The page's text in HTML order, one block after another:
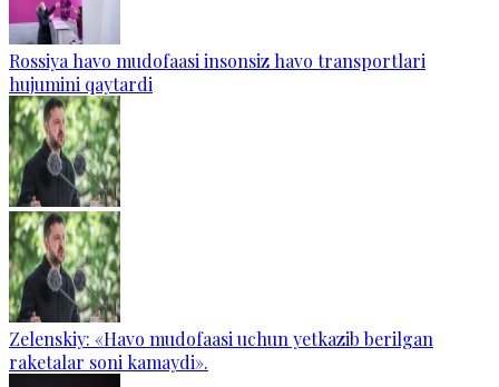
Rossiya havo mudofaasi insonsiz havo transportlari
hujumini qaytardi
Zelenskiy: «Havo mudofaasi uchun yetkazib berilgan
raketalar soni kamaydi».